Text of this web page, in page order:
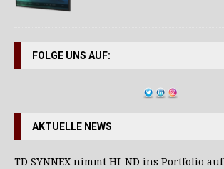
FOLGE UNS AUF:
AKTUELLE NEWS
TD SYNNEX nimmt HI-ND ins Portfolio auf